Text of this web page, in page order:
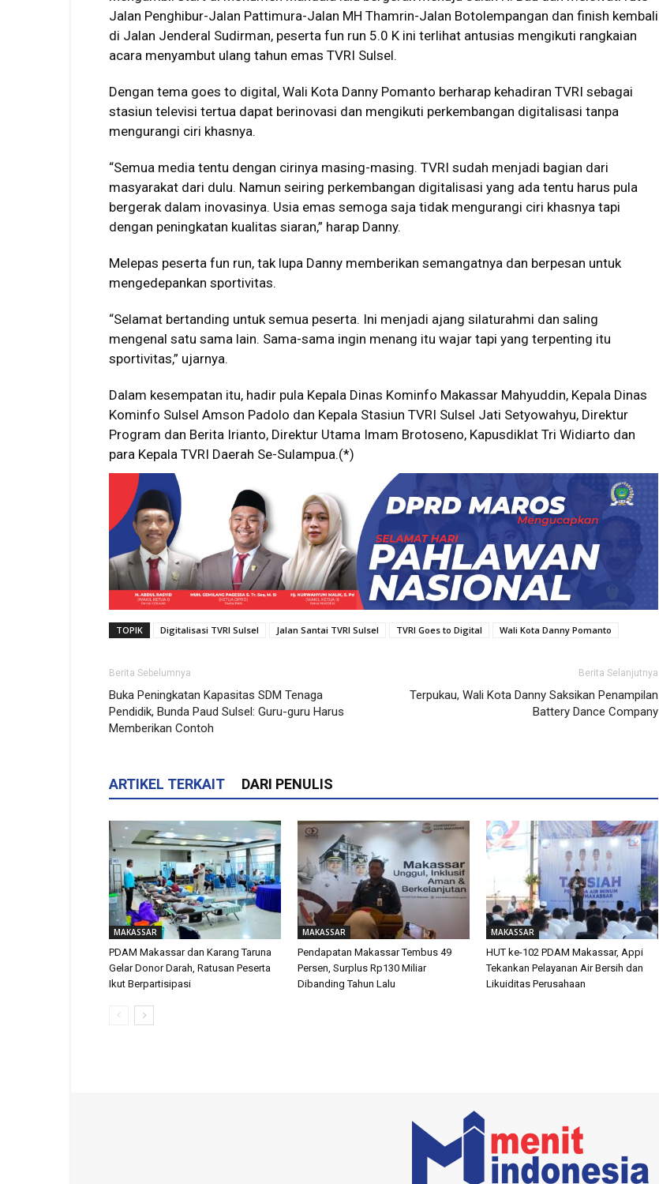
Jalan Penghibur-Jalan Pattimura-Jalan MH Thamrin-Jalan Botolempangan dan finish kembali
di Jalan Jenderal Sudirman, peserta fun run 5.0 K ini terlihat antusias mengikuti rangkaian
acara menyambut ulang tahun emas TVRI Sulsel.
Dengan tema goes to digital, Wali Kota Danny Pomanto berharap kehadiran TVRI sebagai
stasiun televisi tertua dapat berinovasi dan mengikuti perkembangan digitalisasi tanpa
mengurangi ciri khasnya.
“Semua media tentu dengan cirinya masing-masing. TVRI sudah menjadi bagian dari
masyarakat dari dulu. Namun seiring perkembangan digitalisasi yang ada tentu harus pula
bergerak dalam inovasinya. Usia emas semoga saja tidak mengurangi ciri khasnya tapi
dengan peningkatan kualitas siaran,” harap Danny.
Melepas peserta fun run, tak lupa Danny memberikan semangatnya dan berpesan untuk
mengedepankan sportivitas.
“Selamat bertanding untuk semua peserta. Ini menjadi ajang silaturahmi dan saling
mengenal satu sama lain. Sama-sama ingin menang itu wajar tapi yang terpenting itu
sportivitas,” ujarnya.
Dalam kesempatan itu, hadir pula Kepala Dinas Kominfo Makassar Mahyuddin, Kepala Dinas
Kominfo Sulsel Amson Padolo dan Kepala Stasiun TVRI Sulsel Jati Setyowahyu, Direktur
Program dan Berita Irianto, Direktur Utama Imam Brotoseno, Kapusdiklat Tri Widiarto dan
para Kepala TVRI Daerah Se-Sulampua.(*)
TOPIK Digitalisasi TVRI Sulsel Jalan Santai TVRI Sulsel TVRI Goes to Digital Wali Kota Danny Pomanto
Berita Sebelumnya
Buka Peningkatan Kapasitas SDM Tenaga
Pendidik, Bunda Paud Sulsel: Guru-guru Harus
Memberikan Contoh
Berita Selanjutnya
Terpukau, Wali Kota Danny Saksikan Penampilan
Battery Dance Company
ARTIKEL TERKAIT DARI PENULIS
MAKASSAR
PDAM Makassar dan Karang Taruna
Gelar Donor Darah, Ratusan Peserta
Ikut Berpartisipasi
MAKASSAR
Pendapatan Makassar Tembus 49
Persen, Surplus Rp130 Miliar
Dibanding Tahun Lalu
MAKASSAR
HUT ke-102 PDAM Makassar, Appi
Tekankan Pelayanan Air Bersih dan
Likuiditas Perusahaan